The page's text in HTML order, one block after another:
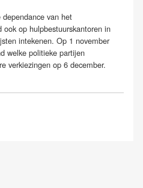
van het
op hulpbestuurskantoren in
intekenen. Op 1 november
welke politieke partijen
verkiezingen op 6 december.